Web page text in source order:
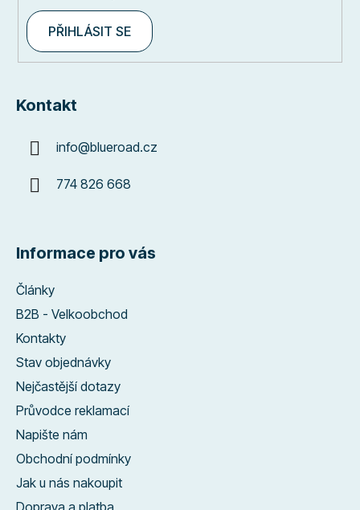
PŘIHLÁSIT SE
Kontakt
info@blueroad.cz
774 826 668
Informace pro vás
Články
B2B - Velkoobchod
Kontakty
Stav objednávky
Nejčastější dotazy
Průvodce reklamací
Napište nám
Obchodní podmínky
Jak u nás nakoupit